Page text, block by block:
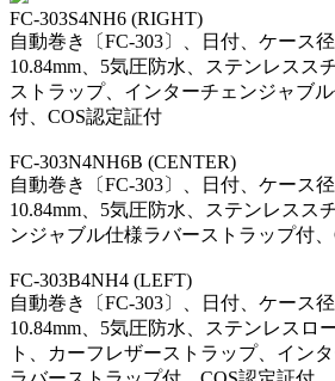
FC-303S4NH6 (RIGHT)
自動巻き〔FC-303〕、日付、ケース
10.84mm、5気圧防水、ステンレスス
ストラップ、インターチェンジャブ
付、COS認定証付
FC-303N4NH6B (CENTER)
自動巻き〔FC-303〕、日付、ケース
10.84mm、5気圧防水、ステンレスス
ンジャブル仕様ラバーストラップ付
FC-303B4NH4 (LEFT)
自動巻き〔FC-303〕、日付、ケース
10.84mm、5気圧防水、ステンレスロ
ト、カーフレザーストラップ、イン